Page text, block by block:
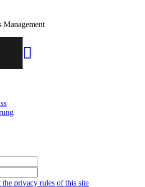
Management
the privacy rules of this site